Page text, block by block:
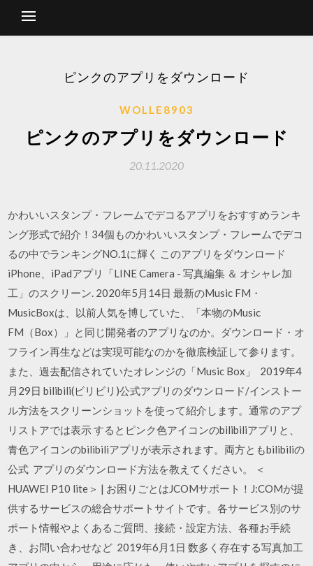
ピンクのアプリをダウンロード
WOLLE8903
ピンクのアプリをダウンロード
20.11.2020
かわいいスタンプ・フレームでデコるアプリをおすすめランキ
ング形式で紹介！34個ものかわいいスタンプ・フレームでデコ
るの中でランキングNO.1に輝く このアプリをダウンロード
iPhone、iPadアプリ「LINE Camera - 写真編集 ＆ オシャレ加
工」のスクリーン. 2020年5月14日 最新のMusic FM・
MusicBoxは、以前人気を博していた、「本物のMusic
FM（Box）」と同じ開発者のアプリなのか。ダウンロード・オ
フライン再生などは実現可能なのかを徹底検証して参ります。
また、過去配信されていたオレンジの「Music Box」 2019年4
月29日 bilibili(ビリビリ)公式アプリのダウンロード/インストー
ル方法をスクリーンショットを使って紹介します。通常のアプ
リストアでは表示 するとピンク色アイコンのbilibiliアプリと、
青色アイコンのbilibiliアプリが表示されます。両方ともbilibiliの
公式 アプリのダウンロード方法を教えてください。 ＜
HUAWEI P10 lite＞ | お困りごとはJCOMサポート！J:COMが提
供するサービスの総合サポートサイトです。各サービス別のサ
ポート情報やよくあるご質問、接続・設定方法、各種お手続
き、お問い合わせなど 2019年6月1日 数多く存在する写真加工